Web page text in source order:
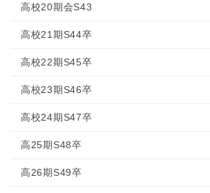
高校20期会S43
高校21期S44卒
高校22期S45卒
高校23期S46卒
高校24期S47卒
高25期S48卒
高26期S49卒